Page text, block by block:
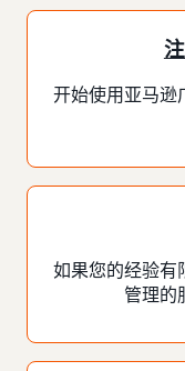
开始使用亚马逊
如果您的经验有
管理的